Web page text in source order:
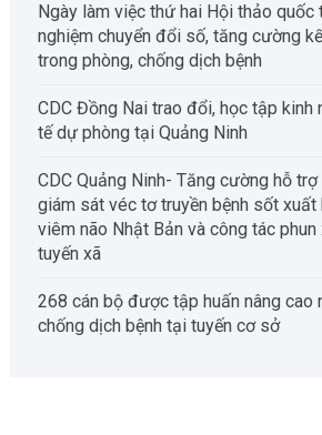
Ngày làm việc thứ hai Hội thảo quốc
nghiệm chuyển đổi số, tăng cường
trong phòng, chống dịch bệnh
CDC Đồng Nai trao đổi, học tập kinh
tế dự phòng tại Quảng Ninh
CDC Quảng Ninh- Tăng cường hỗ
giám sát véc tơ truyền bệnh sốt xuất
viêm não Nhật Bản và công tác
tuyến xã
268 cán bộ được tập huấn nâng cao
chống dịch bệnh tại tuyến cơ sở